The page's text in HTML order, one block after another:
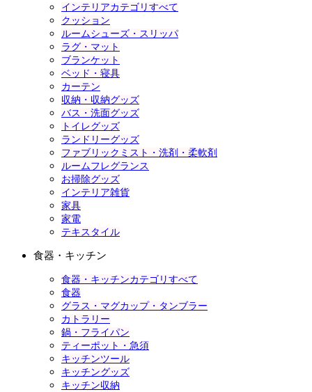
インテリアカテゴリすべて
クッション
ルームシューズ・スリッパ
ラグ・マット
ブランケット
ベッド・寝具
カーテン
収納・収納グッズ
バス・洗面グッズ
トイレグッズ
ランドリーグッズ
ファブリックミスト・洗剤・柔軟剤
ルームフレグランス
お掃除グッズ
インテリア雑貨
家具
家電
テキスタイル
食器・キッチン
食器・キッチンカテゴリすべて
食器
グラス・マグカップ・タンブラー
カトラリー
鍋・フライパン
ティーポット・急須
キッチンツール
キッチングッズ
キッチン収納